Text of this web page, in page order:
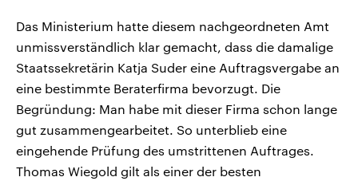
Das Ministerium hatte diesem nachgeordneten Amt
unmissverständlich klar gemacht, dass die damalige
Staatssekretärin Katja Suder eine Auftragsvergabe an
eine bestimmte Beraterfirma bevorzugt. Die
Begründung: Man habe mit dieser Firma schon lange
gut zusammengearbeitet. So unterblieb eine
eingehende Prüfung des umstrittenen Auftrages.
Thomas Wiegold gilt als einer der besten